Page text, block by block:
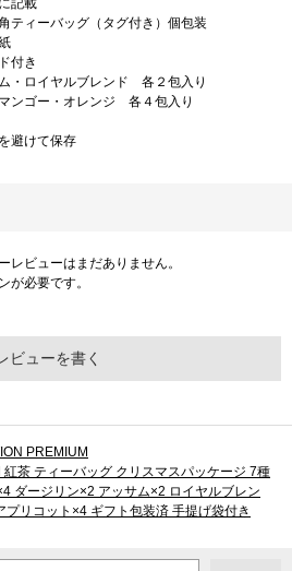
記載
ティーバッグ（タグ付き）個包装
き
ロイヤルブレンド 各２包入り
ンゴー・オレンジ 各４包入り
避けて保存
レビューはまだありません。
が必要です。
ビューを書く
PREMIUM
紅茶 ティーバッグ クリスマスパッケージ 7種
ダージリン×2 アッサム×2 ロイヤルブレン
プリコット×4 ギフト包装済 手提げ袋付き